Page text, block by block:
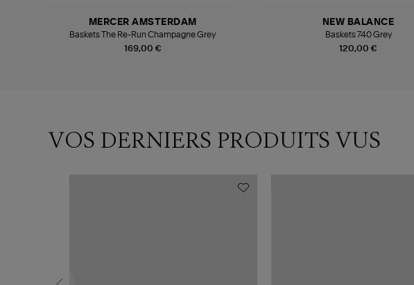
169,00 €
MERCER AMSTERDAM
Baskets The Re-Run Champagne Grey
120,00 €
NEW BALANCE
Baskets 740 Grey
VOS DERNIERS PRODUITS VUS